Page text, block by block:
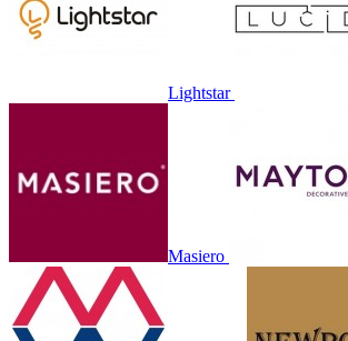
Lightstar
Masiero